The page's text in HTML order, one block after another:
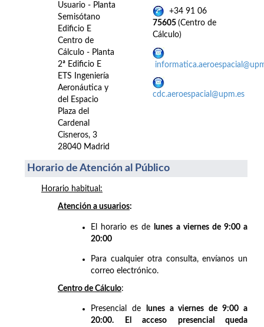
Usuario - Planta
Semisótano
Edificio E
Centro de
Cálculo - Planta
2ª Edificio E
ETS Ingeniería
Aeronáutica y
del Espacio
Plaza del
Cardenal
Cisneros, 3
28040 Madrid
+34 91 06
75605 (Centro de
Cálculo)
cdc.aeroespacial@upm.es
Horario de Atención al Público
Horario habitual:
Atención a usuarios:
El horario es de
lunes a viernes de 9:00 a
20:00
Para cualquier otra consulta, envíanos un
correo electrónico.
Centro de Cálculo:
Presencial de
lunes a viernes de 9:00 a
20:00. El acceso presencial queda